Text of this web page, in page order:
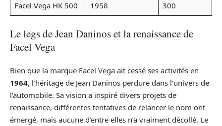
Facel Vega HK 500
1958 300
Le legs de Jean Daninos et la renaissance de
Facel Vega
Bien que la marque Facel Vega ait cessé ses activités en
1964, l’héritage de Jean Daninos perdure dans l’univers de
l’automobile. Sa vision a inspiré divers projets de
renaissance, différentes tentatives de relancer le nom ont
émergé, mais aucune d’entre elles n’a vraiment décollé. Le